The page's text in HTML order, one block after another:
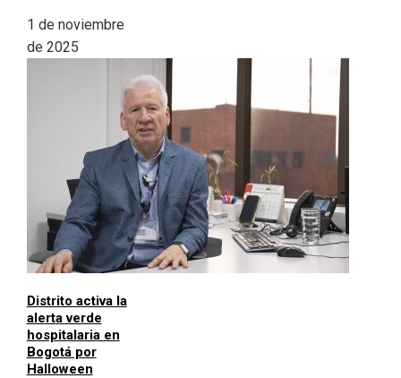
1 de noviembre
de 2025
Distrito activa la
alerta verde
hospitalaria en
Bogotá por
Halloween